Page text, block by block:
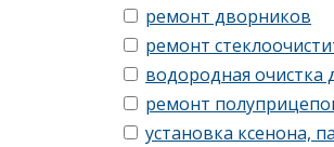
ремонт дворников
ремонт
водородная очистка
ремонт
установка ксенона,